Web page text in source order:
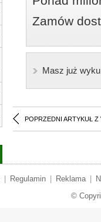
Zamów
Masz już
POPRZEDNI ARTYKUŁ Z
Regulamin Reklama
©